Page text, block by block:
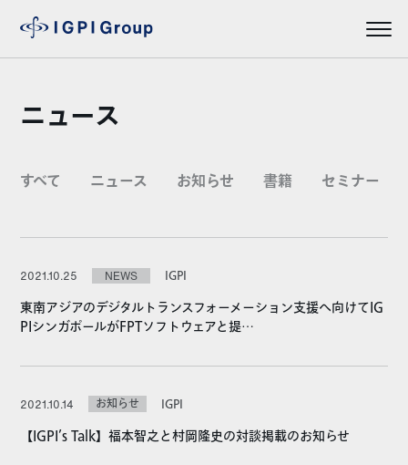
ニュース
すべて ニュース お知らせ 書籍 セミナー
2021.10.25 NEWS IGPI
東南アジアのデジタルトランスフォーメーション支援へ向けてIG
PIシンガポールがFPTソフトウェアと提…
2021.10.14 お知らせ IGPI
【IGPI’s Talk】福本智之と村岡隆史の対談掲載のお知らせ